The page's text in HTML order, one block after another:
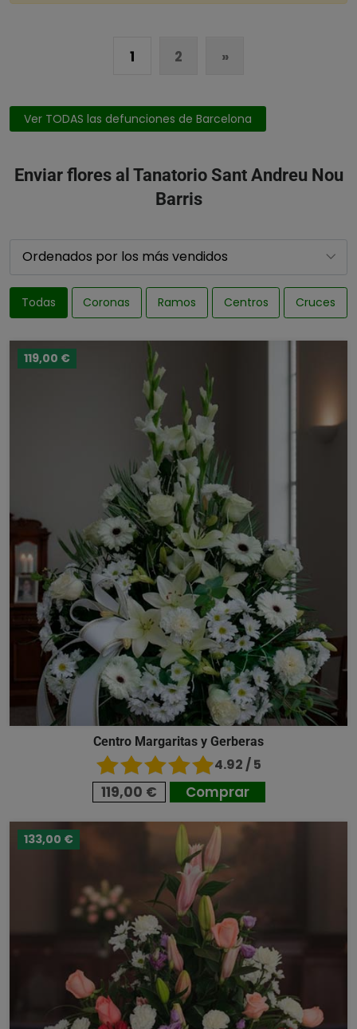
1 2 »
Ver TODAS las defunciones de Barcelona
Enviar flores al Tanatorio Sant Andreu Nou
Barris
Todas Coronas Ramos Centros Cruces
119,00 €
Centro Margaritas y Gerberas
4.92 / 5
119,00 € Comprar
133,00 €